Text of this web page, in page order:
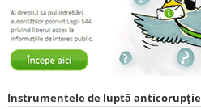
Instrumentele de luptă anticorupție